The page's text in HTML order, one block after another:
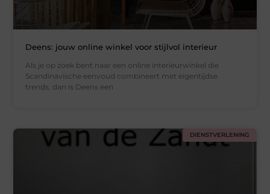
Deens: jouw online winkel voor stijlvol interieur
Als je op zoek bent naar een online interieurwinkel die
Scandinavische eenvoud combineert met eigentijdse
trends, dan is Deens een
DIENSTVERLENING